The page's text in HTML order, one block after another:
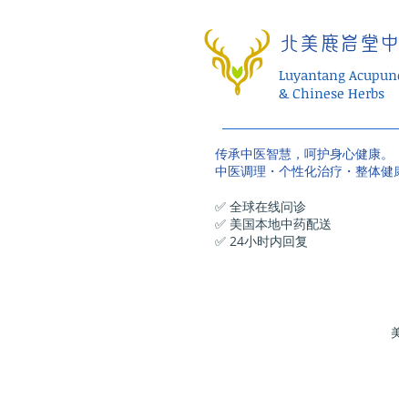
北美鹿岩堂
Luyantang
& Chinese Herbs
传承中医智慧，呵护身心健康。
中医调理・个性化治疗・整体健
✅ 全球在线问诊
✅ 美国本地中药配送
✅ 24小时内回复